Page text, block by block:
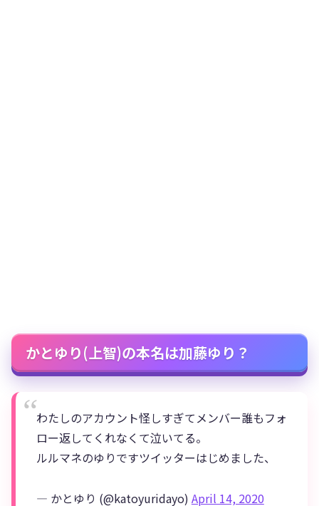
かとゆり(上智)の本名は加藤ゆり？
わたしのアカウント怪しすぎてメンバー誰もフォ
ロー返してくれなくて泣いてる。
ルルマネのゆりですツイッターはじめました、
— かとゆり (@katoyuridayo) April 14, 2020